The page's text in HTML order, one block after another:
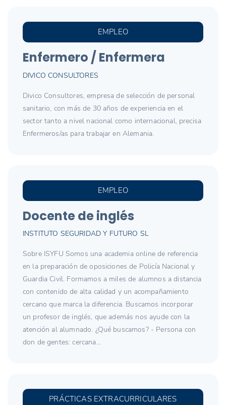
EMPLEO
Enfermero / Enfermera
DIVICO CONSULTORES
Divico Consultores, empresa de selección de personal
sanitario, con más de 30 años de experiencia en el
sector tanto a nivel nacional como internacional, precisa
Enfermeros/as para trabajar en Alemania.
EMPLEO
Docente de inglés
INSTITUTO SEGURIDAD Y FUTURO SL
Sobre ISYFU Somos una academia online de referencia
en la preparación de oposiciones de Policía Nacional y
Guardia Civil. Formamos a miles de alumnos a distancia
con contenido de alta calidad y un acompañamiento
cercano que marca la diferencia. Buscamos incorporar
un profesor de inglés, que además nos ayude con la
atención al alumnado. ¿Qué buscamos? - Persona con
don de gentes: cercana...
PRÁCTICAS EXTRACURRICULARES